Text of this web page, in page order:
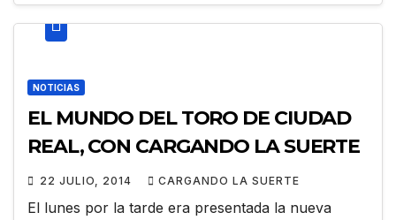
NOTICIAS
EL MUNDO DEL TORO DE CIUDAD
REAL, CON CARGANDO LA SUERTE
22 JULIO, 2014 CARGANDO LA SUERTE
El lunes por la tarde era presentada la nueva